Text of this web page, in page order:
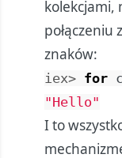
kolekcjami,
połączeniu z
znaków:
iex> for c
"Hello"
I to